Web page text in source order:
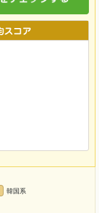
韓国系